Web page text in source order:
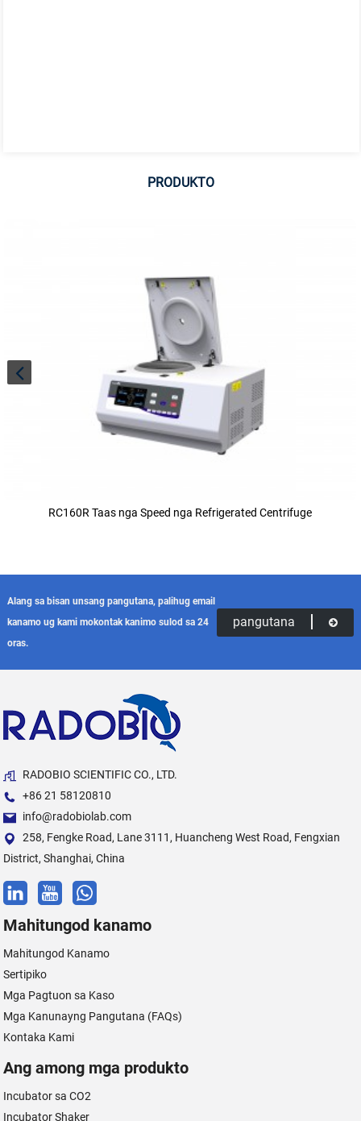
PRODUKTO
RC160R Taas nga Speed ​​nga Refrigerated Centrifuge
Alang sa bisan unsang pangutana, palihug email
kanamo ug kami mokontak kanimo sulod sa 24
oras.
pangutana
RADOBIO SCIENTIFIC CO., LTD.
+86 21 58120810
info@radobiolab.com
258, Fengke Road, Lane 3111, Huancheng West Road, Fengxian
District, Shanghai, China
Mahitungod kanamo
Mahitungod Kanamo
Sertipiko
Mga Pagtuon sa Kaso
Mga Kanunayng Pangutana (FAQs)
Kontaka Kami
Ang among mga produkto
Incubator sa CO2
Incubator Shaker